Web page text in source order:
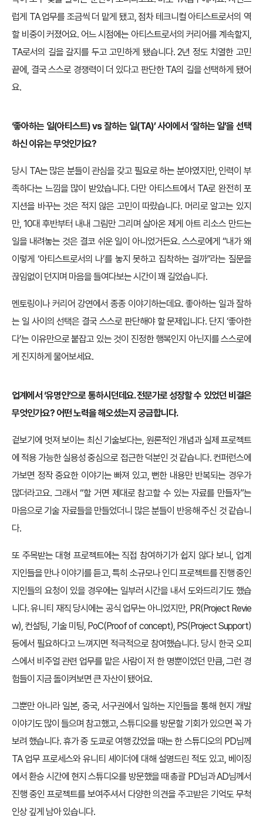
럽게 TA 업무를 조금씩 더 맡게 됐고, 점차 테크니컬 아티스트로서의 역
할 비중이 커졌어요. 어느 시점에는 아티스트로서의 커리어를 계속할지,
TA로서의 길을 갈지를 두고 고민하게 됐습니다. 2년 정도 치열한 고민
끝에, 결국 스스로 경쟁력이 더 있다고 판단한 TA의 길을 선택하게 됐어
요.
‘좋아하는 일(아티스트) vs 잘하는 일(TA)’ 사이에서 ‘잘하는 일’을 선택
하신 이유는 무엇인가요?
당시 TA는 많은 분들이 관심을 갖고 필요로 하는 분야였지만, 인력이 부
족하다는 느낌을 많이 받았습니다. 다만 아티스트에서 TA로 완전히 포
지션을 바꾸는 것은 적지 않은 고민이 따랐습니다. 머리로 알고는 있지
만, 10대 후반부터 내내 그림만 그리며 살아온 제게 아트 리소스 만드는
일을 내려놓는 것은 결코 쉬운 일이 아니었거든요. 스스로에게 “내가 왜
이렇게 ‘아티스트로서의 나’를 놓지 못하고 집착하는 걸까”라는 질문을
끊임없이 던지며 마음을 들여다보는 시간이 꽤 길었습니다.
멘토링이나 커리어 강연에서 종종 이야기하는데요. 좋아하는 일과 잘하
는 일 사이의 선택은 결국 스스로 판단해야 할 문제입니다. 단지 ‘좋아한
다’는 이유만으로 붙잡고 있는 것이 진정한 행복인지 아닌지를 스스로에
게 진지하게 물어보세요.
업계에서 ‘유명인’으로 통하시던데요. 전문가로 성장할 수 있었던 비결은
무엇인가요? 어떤 노력을 해오셨는지 궁금합니다.
겉보기에 멋져 보이는 최신 기술보다는, 원론적인 개념과 실제 프로젝트
에 적용 가능한 실용성 중심으로 접근한 덕분인 것 같습니다. 컨퍼런스에
가보면 정작 중요한 이야기는 빠져 있고, 뻔한 내용만 반복되는 경우가
많더라고요. 그래서 “할 거면 제대로 참고할 수 있는 자료를 만들자”는
마음으로 기술 자료들을 만들었더니 많은 분들이 반응해 주신 것 같습니
다.
또 주목받는 대형 프로젝트에는 직접 참여하기가 쉽지 않다 보니, 업계
지인들을 만나 이야기를 듣고, 특히 소규모나 인디 프로젝트를 진행 중인
지인들의 요청이 있을 경우에는 일부러 시간을 내서 도와드리기도 했습
니다. 유니티 재직 당시에는 공식 업무는 아니었지만, PR(Project Revie
w), 컨설팅, 기술 미팅, PoC(Proof of concept), PS(Project Support)
등에서 필요하다고 느껴지면 적극적으로 참여했습니다. 당시 한국 오피
스에서 비주얼 관련 업무를 맡은 사람이 저 한 명뿐이었던 만큼, 그런 경
험들이 지금 돌이켜보면 큰 자산이 됐어요.
그뿐만 아니라 일본, 중국, 서구권에서 일하는 지인들을 통해 현지 개발
이야기도 많이 들으며 참고했고, 스튜디오를 방문할 기회가 있으면 꼭 가
보려 했습니다. 휴가 중 도쿄로 여행 갔었을 때는 한 스튜디오의 PD님께
TA 업무 프로세스와 유니티 셰이더에 대해 설명드린 적도 있고, 베이징
에서 환승 시간에 현지 스튜디오를 방문했을 때 총괄 PD님과 AD님께서
진행 중인 프로젝트를 보여주셔서 다양한 의견을 주고받은 기억도 무척
인상 깊게 남아 있습니다.